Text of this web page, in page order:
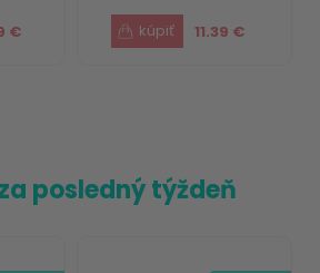
€ 11.39 €
posledný týždeň